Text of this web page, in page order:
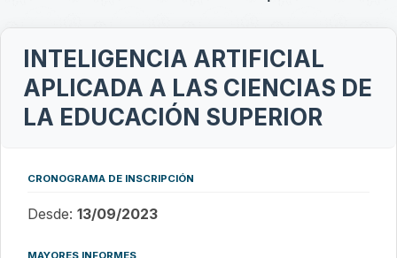
INTELIGENCIA ARTIFICIAL
APLICADA A LAS CIENCIAS DE
LA EDUCACIÓN SUPERIOR
CRONOGRAMA DE INSCRIPCIÓN
Desde: 13/09/2023
MAYORES INFORMES